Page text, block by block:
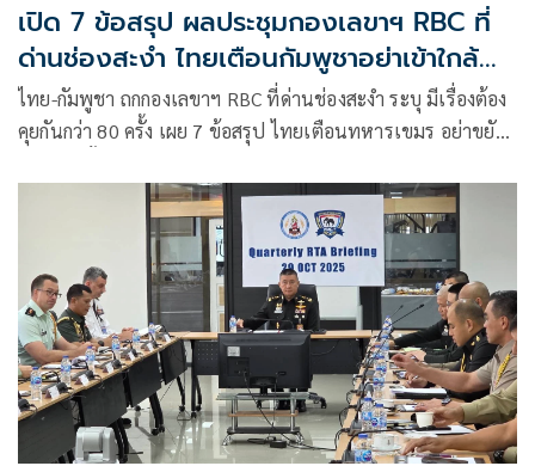
เปิด 7 ข้อสรุป ผลประชุมกองเลขาฯ RBC ที่
ด่านช่องสะงำ ไทยเตือนกัมพูชาอย่าเข้าใกล้
แนวลวดหนาม
ไทย-กัมพูชา ถกกองเลขาฯ RBC ที่ด่านช่องสะงำ ระบุ มีเรื่องต้อง
คุยกันกว่า 80 ครั้ง เผย 7 ข้อสรุป ไทยเตือนทหารเขมร อย่าขยับ